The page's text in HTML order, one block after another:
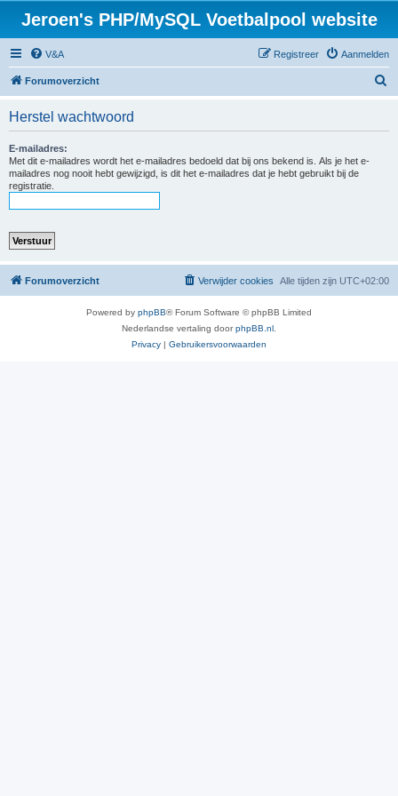
Jeroen's PHP/MySQL Voetbalpool website
V&A Aanmelden
Registreer
Forumoverzicht
Herstel wachtwoord
E-mailadres:
Met dit e-mailadres wordt het e-mailadres bedoeld dat bij ons bekend is. Als je het e-
mailadres nog nooit hebt gewijzigd, is dit het e-mailadres dat je hebt gebruikt bij de
registratie.
Forumoverzicht Alle tijden zijn UTC+02:00
Verwijder cookies
Powered by phpBB® Forum Software © phpBB Limited
Nederlandse vertaling doorphpBB.nl
Privacy | Gebruikersvoorwaarden